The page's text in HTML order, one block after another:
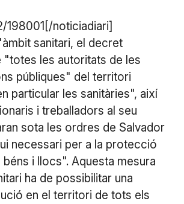
198001[/noticiadiari]
sanitari, el decret
"totes les autoritats de les
públiques" del territori
particular les sanitàries", així
i treballadors al seu
sota les ordres de Salvador
necessari per a la protecció
i llocs". Aquesta mesura
ha de possibilitar una
en el territori de tots els